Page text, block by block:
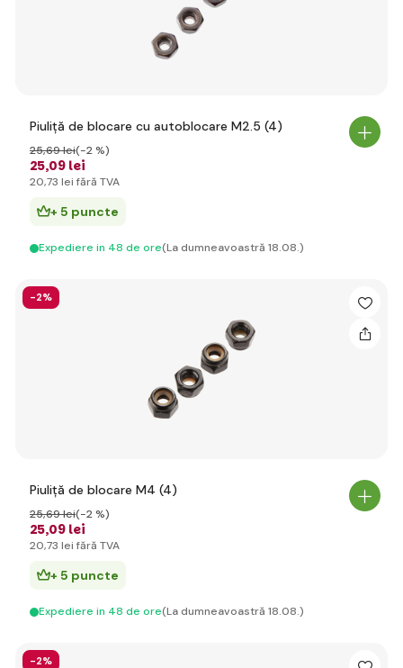
Piuliță de blocare cu autoblocare M2.5 (4)
25,09 lei
25,69 lei(-2 %)
20,73 lei fără TVA
+ 5 puncte
Expediere in 48 de ore(La dumneavoastră 18.08.)
-2%
Piuliță de blocare M4 (4)
25,09 lei
25,69 lei(-2 %)
20,73 lei fără TVA
+ 5 puncte
Expediere in 48 de ore(La dumneavoastră 18.08.)
-2%